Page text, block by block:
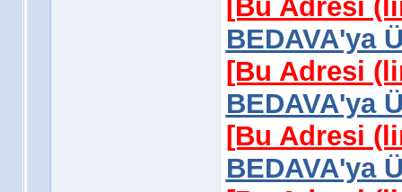
[Bu Adresi
BEDAVA'ya
[Bu Adresi
BEDAVA'ya
[Bu Adresi
BEDAVA'ya